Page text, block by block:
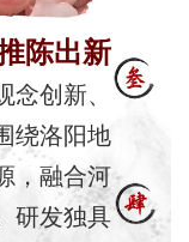
陈出新
创新、
绕洛阳地
，融合河
研发独具